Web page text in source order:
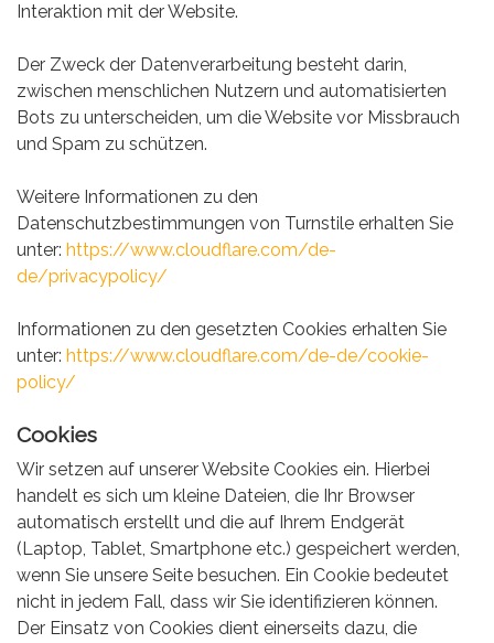
Interaktion mit der Website.
Der Zweck der Datenverarbeitung besteht darin,
zwischen menschlichen Nutzern und automatisierten
Bots zu unterscheiden, um die Website vor Missbrauch
und Spam zu schützen.
Weitere Informationen zu den
Datenschutzbestimmungen von Turnstile erhalten Sie
unter: https://www.cloudflare.com/de-
de/privacypolicy/
Informationen zu den gesetzten Cookies erhalten Sie
unter: https://www.cloudflare.com/de-de/cookie-
policy/
Cookies
Wir setzen auf unserer Website Cookies ein. Hierbei
handelt es sich um kleine Dateien, die Ihr Browser
automatisch erstellt und die auf Ihrem Endgerät
(Laptop, Tablet, Smartphone etc.) gespeichert werden,
wenn Sie unsere Seite besuchen. Ein Cookie bedeutet
nicht in jedem Fall, dass wir Sie identifizieren können.
Der Einsatz von Cookies dient einerseits dazu, die